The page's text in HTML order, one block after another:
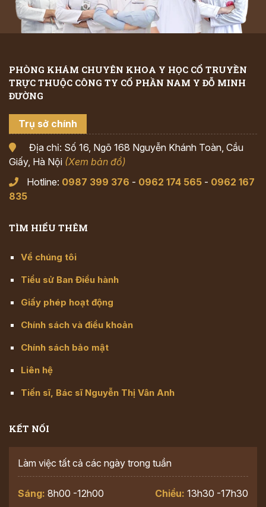
PHÒNG KHÁM CHUYÊN KHOA Y HỌC CỔ TRUYỀN
TRỰC THUỘC CÔNG TY CỔ PHẦN NAM Y ĐỖ MINH
ĐƯỜNG
Trụ sở chính
Địa chỉ: Số 16, Ngõ 168 Nguyễn Khánh Toàn, Cầu
Giấy, Hà Nội (Xem bản đồ)
Hotline: 0987 399 376 - 0962 174 565 - 0962 167
835
TÌM HIỂU THÊM
Về chúng tôi
Tiểu sử Ban Điều hành
Giấy phép hoạt động
Chính sách và điều khoản
Chính sách bảo mật
Liên hệ
Tiến sĩ, Bác sĩ Nguyễn Thị Vân Anh
KẾT NỐI
Làm việc tất cả các ngày trong tuần
Sáng: 8h00 -12h00 Chiều: 13h30 -17h30